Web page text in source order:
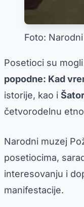
Foto:
Posetioci su
popodne: Kad
istorije, kao i
četvorodelnu
Narodni muzej
posetiocima,
interesovanju i
manifestacije.